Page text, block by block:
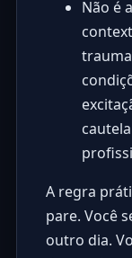
Não é
A regra
pare. Você
outro dia.